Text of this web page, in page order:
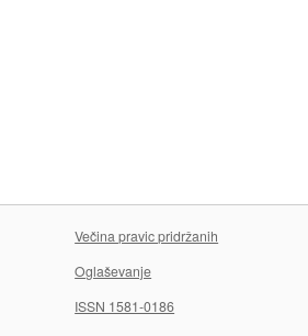
Večina pravic pridržanih
Oglaševanje
ISSN 1581-0186